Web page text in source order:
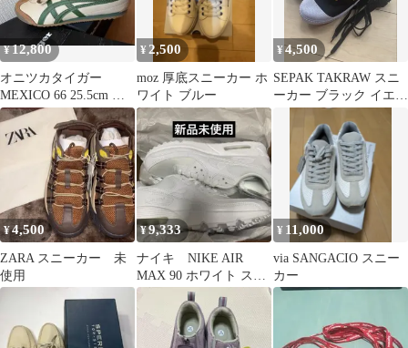
¥12,800
オニツカタイガー
MEXICO 66 25.5cm 未
使用 ベージュ グリーン
¥2,500
moz 厚底スニーカー ホ
ワイト ブルー
¥4,500
SEPAK TAKRAW スニ
ーカー ブラック イエロ
¥4,500
ZARA スニーカー 未
使用
¥9,333
ナイキ NIKE AIR
MAX 90 ホワイト スニ
ーカー 25cm
¥ 11,000
via SANGACIO スニー
カー